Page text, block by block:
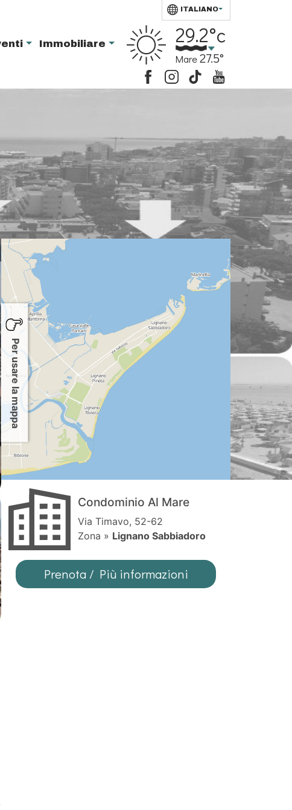
Immobiliare
ITALIANO
29.2°c
Mare27.5°
Per usare la mappa
Condominio Al Mare
Via Timavo, 52-62
Zona » Lignano Sabbiadoro
Prenota / Più informazioni